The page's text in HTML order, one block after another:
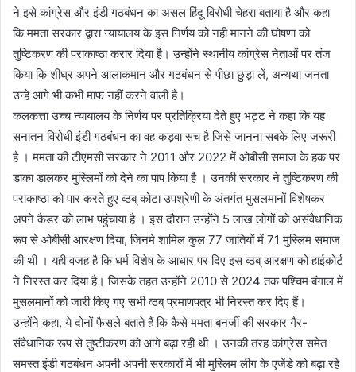
ने इसे कांग्रेस और इंडी गठबंधन का असल हिंदू विरोधी चेहरा बताया है और कहा
कि ममता सरकार द्वारा न्यायालय के इस निर्णय को नही मानने की घोषणा को
तुष्टिकरण की पराकाष्ठा करार दिया है। उन्होंने स्थानीय कांग्रेस नेताओं पर तंज
किया कि शीघ्र अपने आलाकमान और गठबंधन से पीछा छुड़ा लें, अन्यथा जनता
उन्हे आगे भी कभी माफ नहीं करने वाली है।
कलकत्ता उच्च न्यायालय के निर्णय पर प्रतिक्रिया देते हुए भट्ट ने कहा कि यह
सनातन विरोधी इंडी गठबंधन का वह कड़वा सच है जिसे जानना सबके लिए जरूरी
है । ममता की टीएमसी सरकार ने 2011 और 2022 में ओबीसी समाज के हक पर
डाका डालकर मुस्लिमों को देने का पाप किया है । उनकी सरकार ने तुष्टिकरण की
पराकाष्ठा को पार करते हुए व्ठब् कोटा उपश्रेणी के अंतर्गत मुसलमानों विशेषकर
अपने कैडर को लाभ पहुंचाया है । इस दौरान उन्होंने 5 लाख लोगों को असंवैधानिक
रूप से ओबीसी आरक्षण दिया, जिनमे शामिल कुल 77 जातियों में 71 मुस्लिम समाज
की थी । यही वजह है कि धर्म विशेष के आधार पर दिए इस व्ठब् आरक्षण को हाईकोर्ट
ने निरस्त कर दिया है। जिसके तहत उन्होंने 2010 से 2024 तक पश्चिम बंगाल में
मुसलमानों को जारी किए गए सभी व्ठब् प्रमाणपत्र भी निरस्त कर दिए हैं।
उन्होंने कहा, ये दोनों फैसले बताते हैं कि कैसे ममता बनर्जी की सरकार गैर-
संवैधानिक रूप से तुष्टीकरण को आगे बढ़ा रही थी । उनकी तरह कांग्रेस समेत
समस्त इंडी गठबंधन अपनी अपनी सरकारों में भी मुस्लिम लीग के एजेंडे को बढ़ा रहे